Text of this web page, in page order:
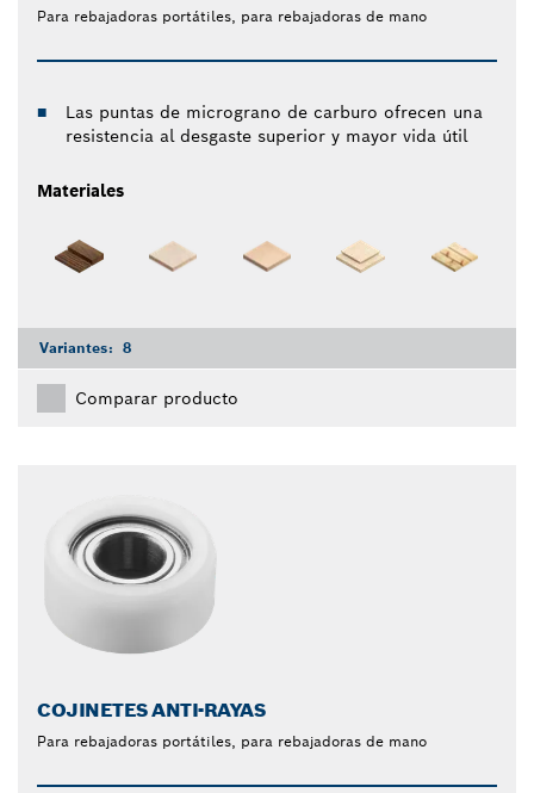
Para rebajadoras portátiles, para rebajadoras de mano
Las puntas de micrograno de carburo ofrecen una
resistencia al desgaste superior y mayor vida útil
Materiales
Variantes: 8
Comparar producto
COJINETES ANTI-RAYAS
Para rebajadoras portátiles, para rebajadoras de mano